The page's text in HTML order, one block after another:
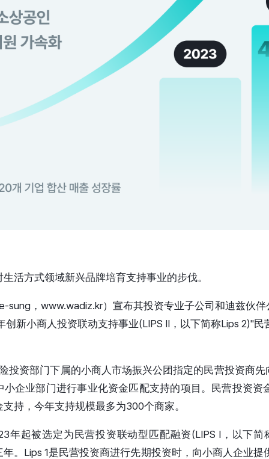
活方式领域新兴品牌培育支持事业的步伐。
sung，www.wadiz.kr）宣布其投资专业子公司和迪兹伙
创新小商人投资联动支持事业(LIPS II，以下简称Lips 2)"
投资部门下属的小商人市场振兴公团指定的民营投资商
小企业部门进行事业化资金匹配支持的项目。民营投资资
持，今年支持规模最多为300个商家。
年起被选定为民营投资联动型匹配融资(LIPS I，以下简
。Lips 1是民营投资商进行先期投资时，向小商人企业